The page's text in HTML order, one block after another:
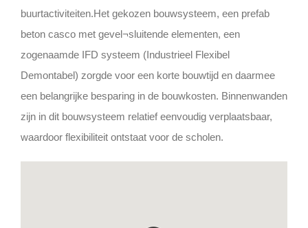
buurtactiviteiten.Het gekozen bouwsysteem, een prefab
beton casco met gevel¬sluitende elementen, een
zogenaamde IFD systeem (Industrieel Flexibel
Demontabel) zorgde voor een korte bouwtijd en daarmee
een belangrijke besparing in de bouwkosten. Binnenwanden
zijn in dit bouwsysteem relatief eenvoudig verplaatsbaar,
waardoor flexibiliteit ontstaat voor de scholen.